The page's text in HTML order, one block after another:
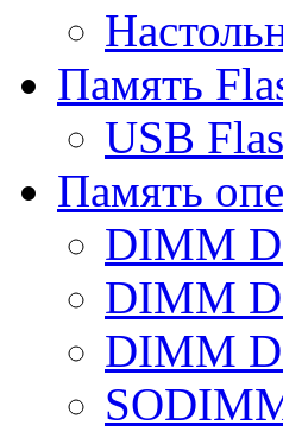
Память
USB
Память
DIMM
DIMM
DIMM